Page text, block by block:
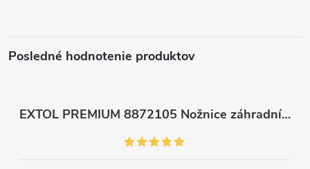
Posledné hodnotenie produktov
EXTOL PREMIUM 8872105 Nožnice záhradnícke dlhé úzke, 200mm, max. prestrih Ø6mm